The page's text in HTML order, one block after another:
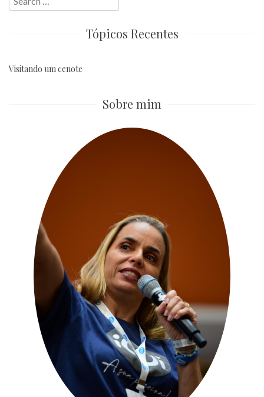
for:
Tópicos Recentes
Visitando um cenote
Sobre mim